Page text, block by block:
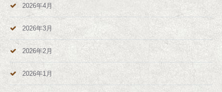
2026年4月
2026年3月
2026年2月
2026年1月